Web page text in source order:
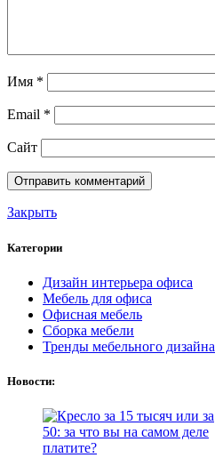
Имя *
Email *
Сайт
Закрыть
Категории
Дизайн интерьера офиса
Мебель для офиса
Офисная мебель
Сборка мебели
Тренды мебельного дизайна
Новости: